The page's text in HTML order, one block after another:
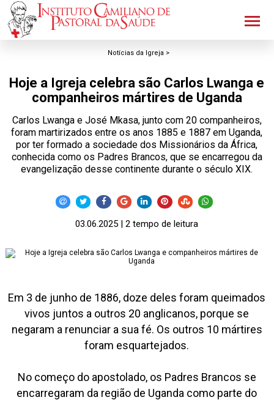
Notícias da Igreja >
Hoje a Igreja celebra são Carlos Lwanga e
companheiros mártires de Uganda
Carlos Lwanga e José Mkasa, junto com 20 companheiros,
foram martirizados entre os anos 1885 e 1887 em Uganda,
por ter formado a sociedade dos Missionários da África,
conhecida como os Padres Brancos, que se encarregou da
evangelização desse continente durante o século XIX.
03.06.2025 | 2 tempo de leitura
Em 3 de junho de 1886, doze deles foram queimados
vivos juntos a outros 20 anglicanos, porque se
negaram a renunciar a sua fé. Os outros 10 mártires
foram esquartejados.
No começo do apostolado, os Padres Brancos se
encarregaram da região de Uganda como parte do